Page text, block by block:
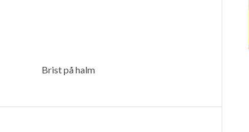
Brist på halm